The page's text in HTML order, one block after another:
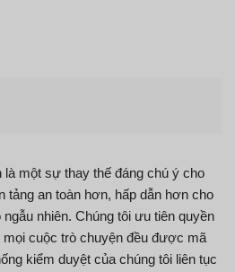
một sự thay thế đáng chú ý cho
tảng an toàn hơn, hấp dẫn hơn cho
nhiên. Chúng tôi ưu tiên quyền
mọi cuộc trò chuyện đều được mã
kiểm duyệt của chúng tôi liên tục